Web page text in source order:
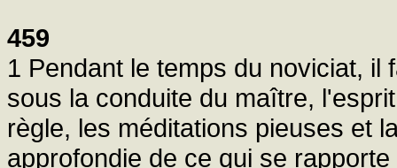
459
1 Pendant le temps du noviciat, il
sous la conduite du maître,
règle, les méditations pieuses et
approfondie de ce qui se